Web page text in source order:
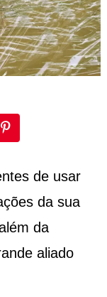
de usar
da sua
da
aliado